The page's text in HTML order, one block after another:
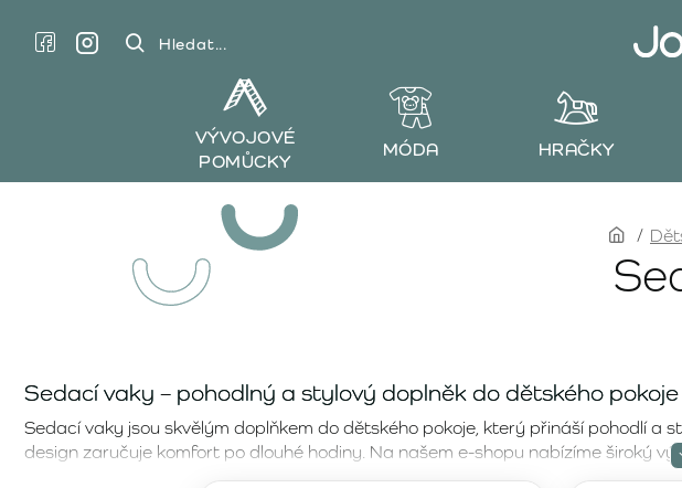
Hledat...
VÝVOJOVÉ
POMŮCKY
MÓDA HRAČKY
home
Sedací vaky – pohodlný a stylový doplněk do dětského pokoje
Sedací vaky jsou skvělým doplňkem do dětského pokoje, který přináší pohodlí a
design zaručuje komfort po dlouhé hodiny. Na našem e-shopu nabízíme široký
pohodlí. Každý sedací vak je vytvořen tak, aby splňoval potřeby dětí a